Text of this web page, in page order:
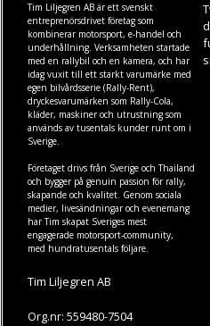
Tim Liljegren AB är ett svenskt
entreprenörsdrivet företag som
kombinerar motorsport, e-handel och
underhållning. Verksamheten startade
med en rallybil och en kamera, och har
idag vuxit till ett starkt varumärke med
egen bilvårdsserie (Rally-Rent),
dryckesvarumärken som Rally-Cola,
kläder, maskineroch utrustning som
används av tusentals kunder runt om i
Sverige.
Företaget drivs från Sverige och Thailand
och bygger på genuin passion för rally,
skapande och kvalitet. Genom sociala
medier, livesändningar och evenemang
har Tim skapat Sveriges mest
engagerade motorsport-community,
med hundratusentals följare.
Tim Liljegren AB
Org.nr: 559480-7504